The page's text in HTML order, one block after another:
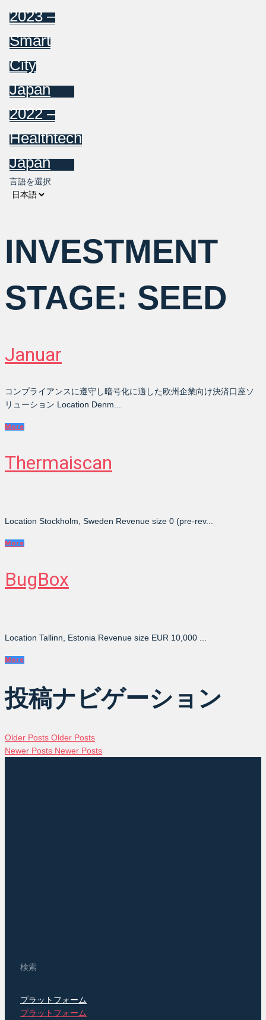
2023 –
Smart
City
Japan
2022 –
Healthtech
Japan
言語を選択
INVESTMENT
STAGE: SEED
Januar
コンプライアンスに遵守し暗号化に適した欧州企業向け決済口座ソ
リューション Location Denm...
More
Thermaiscan
Location Stockholm, Sweden Revenue size 0 (pre-rev...
More
BugBox
Location Tallinn, Estonia Revenue size EUR 10,000 ...
More
投稿ナビゲーション
Older Posts Older Posts
Newer Posts Newer Posts
検索
プラットフォーム
プラットフォーム